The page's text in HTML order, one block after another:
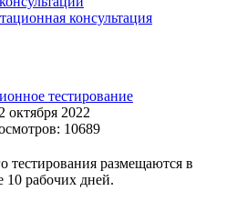
консультация
тестирование
октября 2022
10689
тестирования размещаются в
10 рабочих дней.